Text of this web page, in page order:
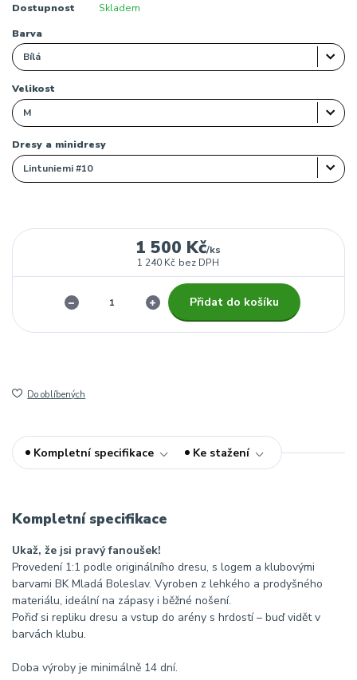
Dostupnost Skladem
Barva
Velikost
Dresy a minidresy
1 500 Kč/ks
1 240 Kč bez DPH
Přidat do košíku
Do oblíbených
Kompletní specifikace Ke stažení
Kompletní specifikace
Ukaž, že jsi pravý fanoušek!
Provedení 1:1 podle originálního dresu, s logem a klubovými
barvami BK Mladá Boleslav. Vyroben z lehkého a prodyšného
materiálu, ideální na zápasy i běžné nošení.
Pořiď si repliku dresu a vstup do arény s hrdostí – buď vidět v
barvách klubu.
Doba výroby je minimálně 14 dní.